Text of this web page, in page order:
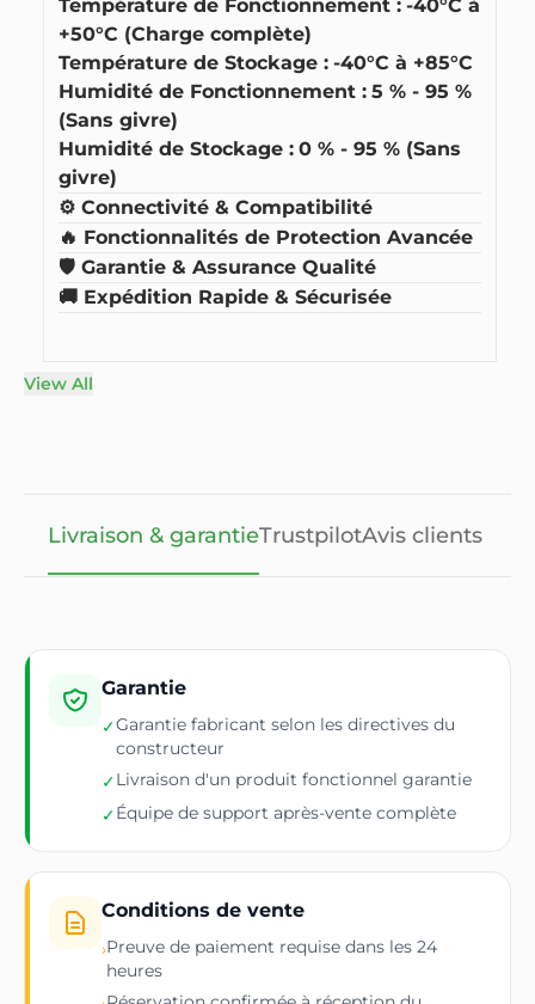
Température de Fonctionnement : -40°C à
+50°C (Charge complète)
Température de Stockage : -40°C à +85°C
Humidité de Fonctionnement : 5 % - 95 %
(Sans givre)
Humidité de Stockage : 0 % - 95 % (Sans
givre)
⚙️ Connectivité & Compatibilité
🔥 Fonctionnalités de Protection Avancée
🛡️ Garantie & Assurance Qualité
🚚 Expédition Rapide & Sécurisée
View All
Livraison & garantieTrustpilotAvis clients
Garantie
✓Garantie fabricant selon les directives du
constructeur
✓Livraison d'un produit fonctionnel garantie
✓Équipe de support après-vente complète
Conditions de vente
›Preuve de paiement requise dans les 24
heures